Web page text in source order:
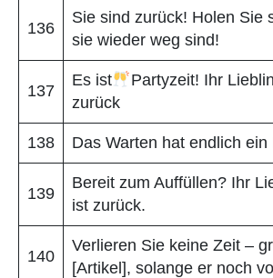
136
Sie sind zurück! Holen Sie
sie wieder weg sind!
137
Es ist
Partyzeit! Ihr
zurück
138 Das Warten hat endlich ein
139
Bereit zum Auffüllen? Ihr
ist zurück.
140
Verlieren Sie keine Zeit –
[Artikel], solange er noch